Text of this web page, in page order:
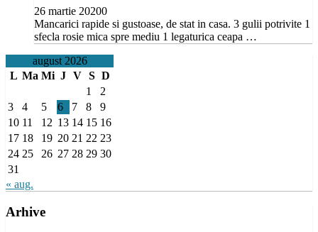
26 martie 20200
Mancarici rapide si gustoase, de stat in casa. 3 gulii potrivite 1
sfecla rosie mica spre mediu 1 legaturica ceapa …
august 2026
L Ma Mi J V S D
1
2
3
4 5 6 7 8
9
10 11 12 13 14 15 16
17 18 19 20 21 22 23
24 25 26 27 28 29 30
31
« aug.
Arhive